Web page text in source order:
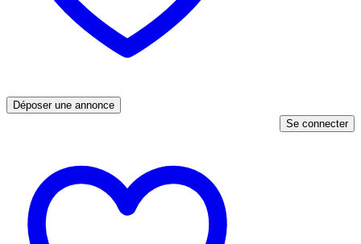
Déposer une annonce
Se connecter